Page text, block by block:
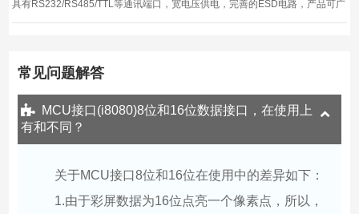
具有RS232/RS485/TTL等通讯端口，宽电压供电，完善的ESD电路，产品可广
泛适用于工业消费医疗,智能家居等领域
常见问题解答
MCU接口(i8080)8位和16位数据接口，在使用上
有和不同？
关于MCU接口8位和16位在使用中的差异如下：
1.由于彩屏数据为16位点亮一个像素点，所以，